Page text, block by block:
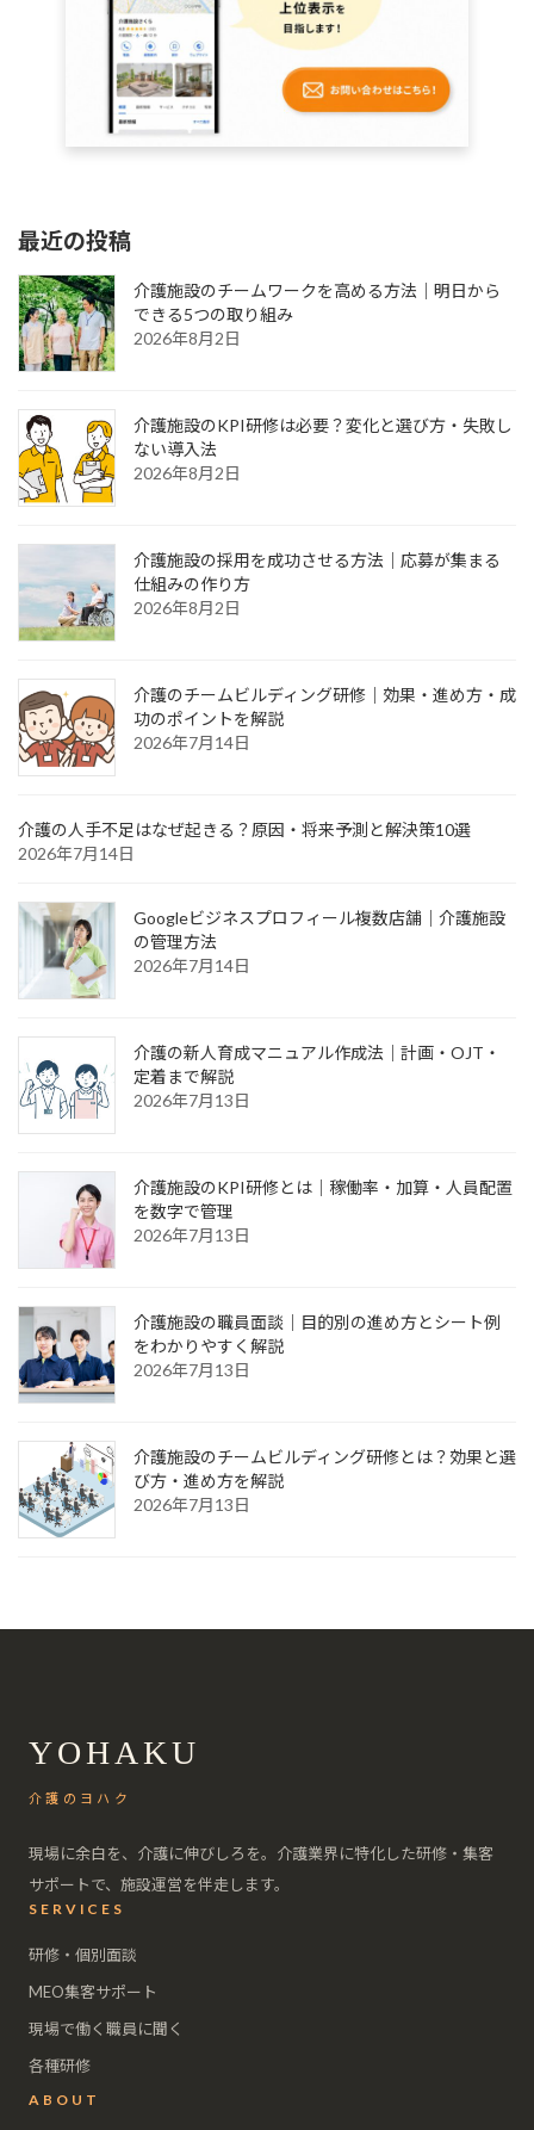
最近の投稿
介護施設のチームワークを高める方法｜明日から
できる5つの取り組み
2026年8月2日
介護施設のKPI研修は必要？変化と選び方・失敗し
ない導入法
2026年8月2日
介護施設の採用を成功させる方法｜応募が集まる
仕組みの作り方
2026年8月2日
介護のチームビルディング研修｜効果・進め方・成
功のポイントを解説
2026年7月14日
介護の人手不足はなぜ起きる？原因・将来予測と解決策10選
2026年7月14日
Googleビジネスプロフィール複数店舗｜介護施設
の管理方法
2026年7月14日
介護の新人育成マニュアル作成法｜計画・OJT・
定着まで解説
2026年7月13日
介護施設のKPI研修とは｜稼働率・加算・人員配置
を数字で管理
2026年7月13日
介護施設の職員面談｜目的別の進め方とシート例
をわかりやすく解説
2026年7月13日
介護施設のチームビルディング研修とは？効果と選
び方・進め方を解説
2026年7月13日
YOHAKU
介護のヨハク
現場に余白を、介護に伸びしろを。介護業界に特化した研修・集客
サポートで、施設運営を伴走します。
SERVICES
研修・個別面談
MEO集客サポート
現場で働く職員に聞く
各種研修
ABOUT